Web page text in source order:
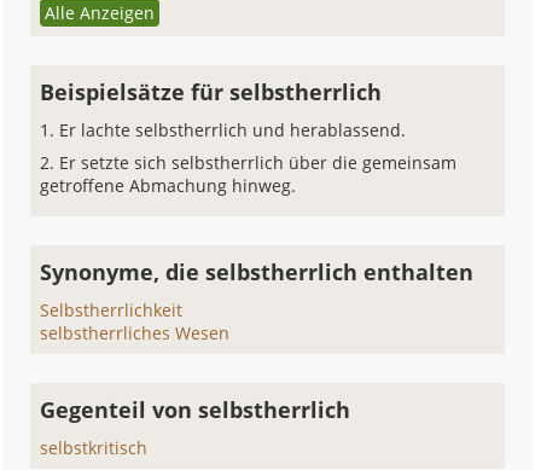
Alle Anzeigen
Beispielsätze für selbstherrlich
Er lachte selbstherrlich und herablassend.
Er setzte sich selbstherrlich über die gemeinsam
getroffene Abmachung hinweg.
Synonyme, die selbstherrlich enthalten
Selbstherrlichkeit
selbstherrliches Wesen
Gegenteil von selbstherrlich
selbstkritisch